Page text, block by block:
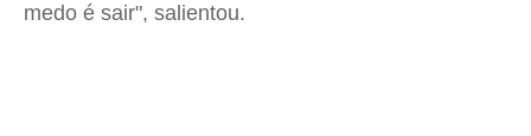
medo é sair", salientou.